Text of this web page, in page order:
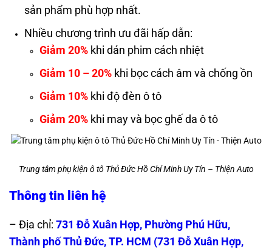
sản phẩm phù hợp nhất.
Nhiều chương trình ưu đãi hấp dẫn:
Giảm 20% khi dán phim cách nhiệt
Giảm 10 – 20% khi bọc cách âm và chống ồn
Giảm 10% khi độ đèn ô tô
Giảm 20% khi may và bọc ghế da ô tô
Trung tâm phụ kiện ô tô Thủ Đức Hồ Chí Minh Uy Tín – Thiện Auto
Thông tin liên hệ
– Địa chỉ: 731 Đỗ Xuân Hợp, Phường Phú Hữu,
Thành phố Thủ Đức, TP. HCM (731 Đỗ Xuân Hợp,